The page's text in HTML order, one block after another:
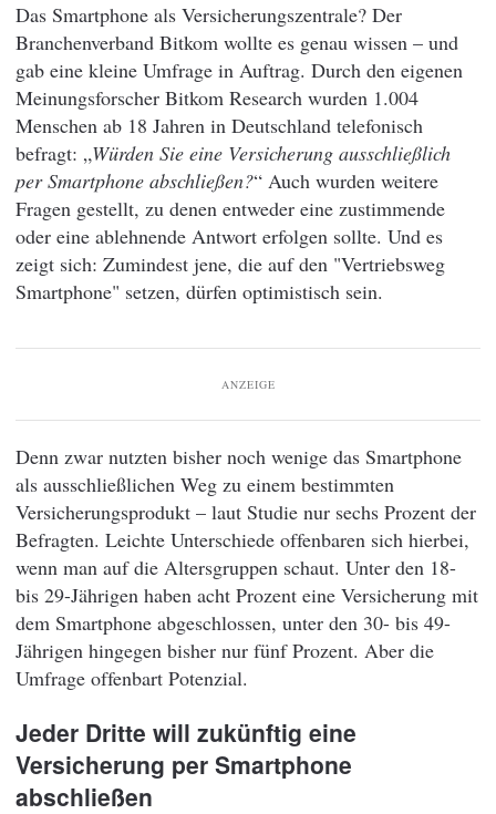
Das Smartphone als Versicherungszentrale? Der
Branchenverband Bitkom wollte es genau wissen – und
gab eine kleine Umfrage in Auftrag. Durch den eigenen
Meinungsforscher Bitkom Research wurden 1.004
Menschen ab 18 Jahren in Deutschland telefonisch
befragt: „Würden Sie eine Versicherung ausschließlich
per Smartphone abschließen?“ Auch wurden weitere
Fragen gestellt, zu denen entweder eine zustimmende
oder eine ablehnende Antwort erfolgen sollte. Und es
zeigt sich: Zumindest jene, die auf den "Vertriebsweg
Smartphone" setzen, dürfen optimistisch sein.
ANZEIGE
Denn zwar nutzten bisher noch wenige das Smartphone
als ausschließlichen Weg zu einem bestimmten
Versicherungsprodukt – laut Studie nur sechs Prozent der
Befragten. Leichte Unterschiede offenbaren sich hierbei,
wenn man auf die Altersgruppen schaut. Unter den 18-
bis 29-Jährigen haben acht Prozent eine Versicherung mit
dem Smartphone abgeschlossen, unter den 30- bis 49-
Jährigen hingegen bisher nur fünf Prozent. Aber die
Umfrage offenbart Potenzial.
Jeder Dritte will zukünftig eine
Versicherung per Smartphone
abschließen